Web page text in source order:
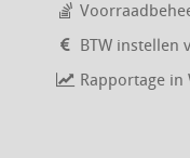
BTW instellen
Rapportage in